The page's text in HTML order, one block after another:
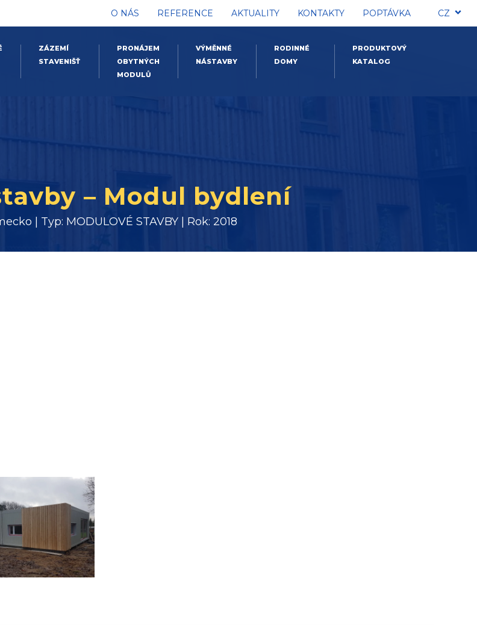
O NÁS REFERENCE AKTUALITY KONTAKTY POPTÁVKA CZ
ZÁZEMÍ
STAVENIŠŤ
PRONÁJEM
OBYTNÝCH
MODULŮ
VÝMĚNNÉ
NÁSTAVBY
RODINNÉ
DOMY
PRODUKTOVÝ
KATALOG
– Modul bydlení
| Typ: MODULOVÉ STAVBY | Rok: 2018